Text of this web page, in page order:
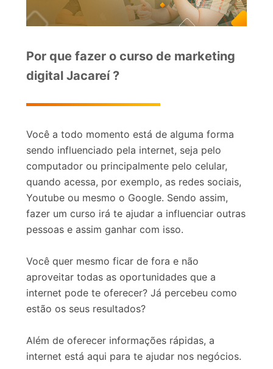
Por que fazer o curso de marketing
digital Jacareí ?
Você a todo momento está de alguma forma
sendo influenciado pela internet, seja pelo
computador ou principalmente pelo celular,
quando acessa, por exemplo, as redes sociais,
Youtube ou mesmo o Google. Sendo assim,
fazer um curso irá te ajudar a influenciar outras
pessoas e assim ganhar com isso.
Você quer mesmo ficar de fora e não
aproveitar todas as oportunidades que a
internet pode te oferecer? Já percebeu como
estão os seus resultados?
Além de oferecer informações rápidas, a
internet está aqui para te ajudar nos negócios.